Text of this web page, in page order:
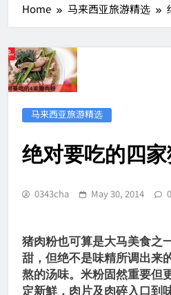
Home 马来西亚旅游精选
马来西亚旅游精选
绝对要吃的四
0343cha May 30, 2014 0
猪肉粉也可算是大马美食之
甜，但绝不是味精所调出来
熬的汤味。米粉固然重要但
定新鮮，肉片及肉碎入口到